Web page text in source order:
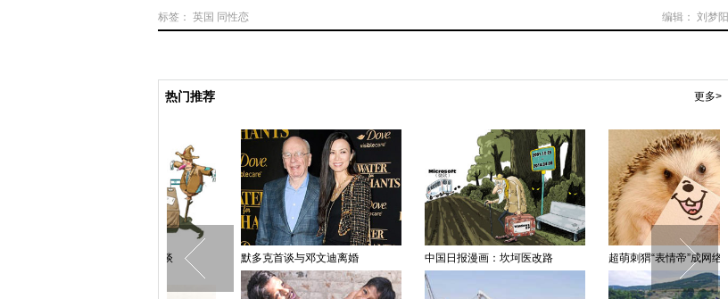
编辑： 刘梦阳
标签： 英国 同性恋
热门推荐 更多>
默多克首谈与邓文迪离婚 中国日报漫画：坎坷医改路 超萌刺猬“表情帝”成网络红人